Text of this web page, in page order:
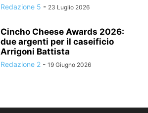
Redazione 5 - 23 Luglio 2026
Cincho Cheese Awards 2026:
due argenti per il caseificio
Arrigoni Battista
Redazione 2 - 19 Giugno 2026